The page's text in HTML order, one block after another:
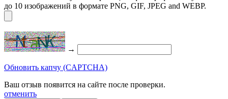
до 10 изображений в формате PNG, GIF, JPEG and WEBP.
→
Обновить капчу (CAPTCHA)
Ваш отзыв появится на сайте после проверки.
отменить